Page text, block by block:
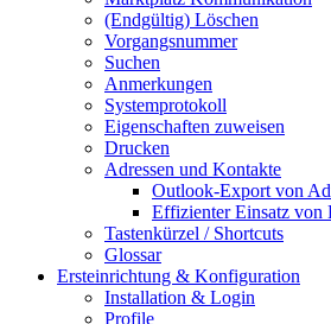
(Endgültig) Löschen
Vorgangsnummer
Suchen
Anmerkungen
Systemprotokoll
Eigenschaften zuweisen
Drucken
Adressen und Kontakte
Outlook-Export von
Effizienter Einsatz von
Tastenkürzel / Shortcuts
Glossar
Ersteinrichtung & Konfiguration
Installation & Login
Profile